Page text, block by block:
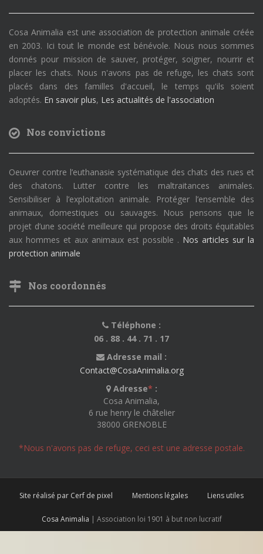
Cosa Animalia est une association de protection animale créée
en 2003. Ici tout le monde est bénévole. Nous nous sommes
donnés pour mission de sauver, protéger, soigner, nourrir et
placer les chats. Nous n'avons pas de refuge, les chats sont
placés dans des familles d'accueil, le temps qu'ils soient
adoptés. En savoir plus, Les actualités de l'association
Nos convictions
Oeuvrer contre l’euthanasie systématique des chats des rues et
des chatons. Lutter contre les maltraitances animales.
Sensibiliser à l’exploitation animale. Protéger l’ensemble des
animaux, domestiques ou sauvages. Nous pensons que le
projet d’une société meilleure qui propose des droits équitables
aux hommes et aux animaux est possible . Nos articles sur la
protection animale
Nos coordonnés
Téléphone :
06 . 88 . 44 . 71 . 17
Adresse mail :
Contact@CosaAnimalia.org
Adresse* :
Cosa Animalia,
6 rue henry le châtelier
38000 GRENOBLE
*Nous n'avons pas de refuge, ceci est une adresse postale.
Site réalisé par Cerf de pixel Mentions légales Liens utiles
Cosa Animalia | Association loi 1901 à but non lucratif